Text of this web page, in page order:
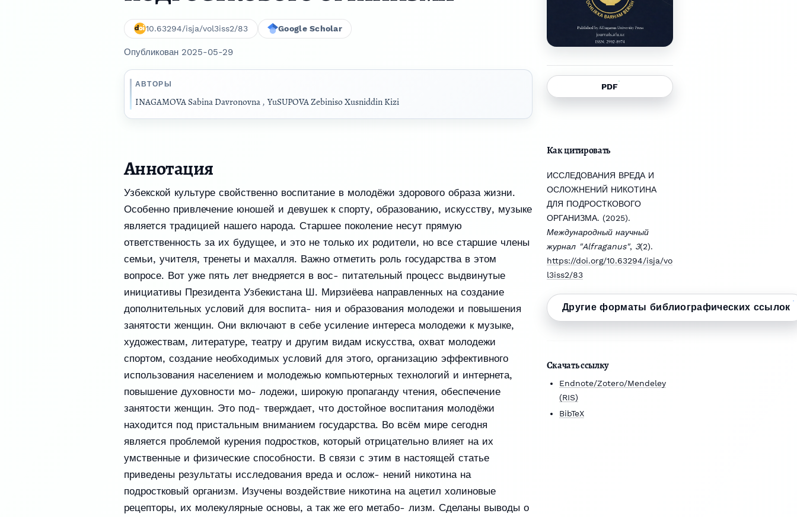
10.63294/isja/vol3iss2/83 Google Scholar
Опубликован 2025-05-29
АВТОРЫ
INAGAMOVA Sabina Davronovna, YuSUPOVA Zebiniso Xusniddin Kizi
PDF
Как цитировать
ИССЛЕДОВАНИЯ ВРЕДА И
ОСЛОЖНЕНИЙ НИКОТИНА
ДЛЯ ПОДРОСТКОВОГО
ОРГАНИЗМА. (2025).
Международный научный
журнал "Alfraganus", 3(2).
https://doi.org/10.63294/isja/vo
l3iss2/83
Другие форматы библиографических ссылок
Скачать ссылку
Endnote/Zotero/Mendeley
(RIS)
BibTeX
Аннотация
Узбекской культуре свойственно воспитание в молодёжи здорового образа жизни.
Особенно привлечение юношей и девушек к спорту, образованию, искусству, музыке
является традицией нашего народа. Старшее поколение несут прямую
ответственность за их будущее, и это не только их родители, но все старшие члены
семьи, учителя, тренеты и махалля. Важно отметить роль государства в этом
вопросе. Вот уже пять лет внедряется в вос- питательный процесс выдвинутые
инициативы Президента Узбекистана Ш. Мирзиёева направленных на создание
дополнительных условий для воспита- ния и образования молодежи и повышения
занятости женщин. Они включают в себе усиление интереса молодежи к музыке,
художествам, литературе, театру и другим видам искусства, охват молодежи
спортом, создание необходимых условий для этого, организацию эффективного
использования населением и молодежью компьютерных технологий и интернета,
повышение духовности мо- лодежи, широкую пропаганду чтения, обеспечение
занятости женщин. Это под- тверждает, что достойное воспитания молодёжи
находится под пристальным вниманием государства. Во всём мире сегодня
является проблемой курения подростков, который отрицательно влияет на их
умственные и физические способности. В связи с этим в настоящей статье
приведены результаты исследования вреда и ослож- нений никотина на
подростковый организм. Изучены воздействие никотина на ацетил холиновые
рецепторы, их молекулярные основы, а так же его метабо- лизм. Сделаны выводы о